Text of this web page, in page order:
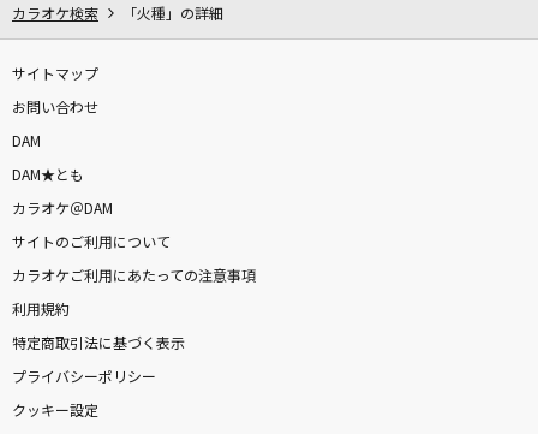
カラオケ検索 「火種」の詳細
サイトマップ
お問い合わせ
DAM
DAM★とも
カラオケ＠DAM
サイトのご利用について
カラオケご利用にあたっての注意事項
利用規約
特定商取引法に基づく表示
プライバシーポリシー
クッキー設定